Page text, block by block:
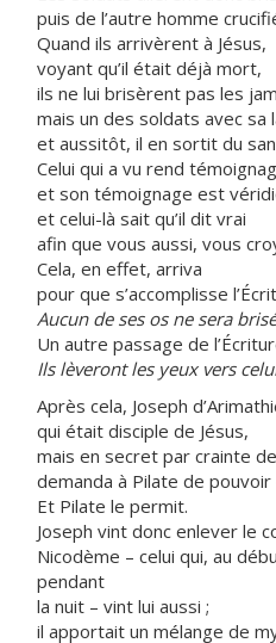
puis de l’autre homme
Quand ils arrivèrent à Jésus,
voyant qu’il était déjà mort,
ils ne lui brisèrent pas les
mais un des soldats avec sa
et aussitôt, il en sortit du
Celui qui a vu rend
et son témoignage est
et celui-là sait qu’il dit vrai
afin que vous aussi, vous
Cela, en effet, arriva
pour que s’accomplisse
Aucun de ses os ne sera
Un autre passage de
Ils lèveront les yeux vers
Après cela, Joseph
qui était disciple de Jésus,
mais en secret par crainte
demanda à Pilate de
Et Pilate le permit.
Joseph vint donc enlever le
Nicodème – celui qui, au
pendant
la nuit – vint lui aussi ;
il apportait un mélange de